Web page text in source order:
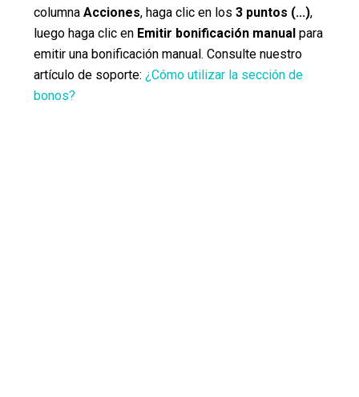
columna Acciones, haga clic en los 3 puntos (...),
luego haga clic en Emitir bonificación manual para
emitir una bonificación manual. Consulte nuestro
artículo de soporte: ¿Cómo utilizar la sección de
bonos?